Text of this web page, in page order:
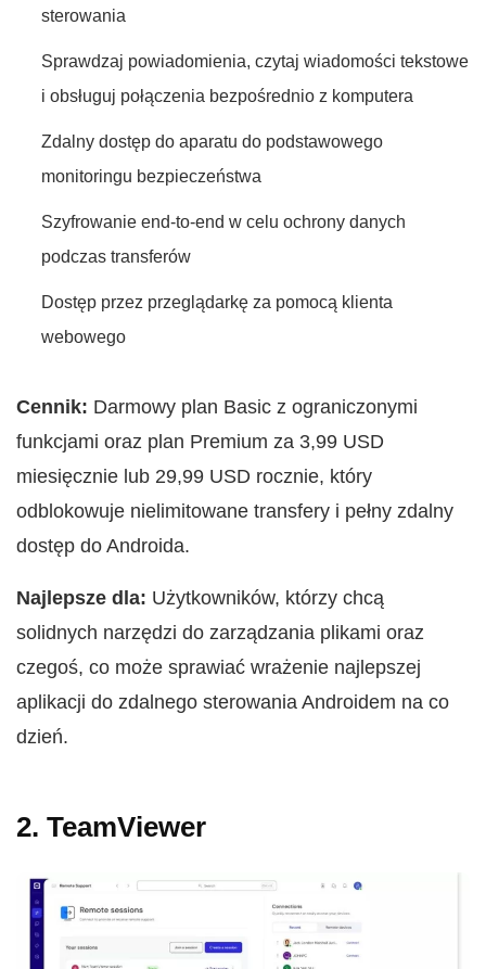
sterowania
Sprawdzaj powiadomienia, czytaj wiadomości tekstowe
i obsługuj połączenia bezpośrednio z komputera
Zdalny dostęp do aparatu do podstawowego
monitoringu bezpieczeństwa
Szyfrowanie end-to-end w celu ochrony danych
podczas transferów
Dostęp przez przeglądarkę za pomocą klienta
webowego
Cennik: Darmowy plan Basic z ograniczonymi
funkcjami oraz plan Premium za 3,99 USD
miesięcznie lub 29,99 USD rocznie, który
odblokowuje nielimitowane transfery i pełny zdalny
dostęp do Androida.
Najlepsze dla: Użytkowników, którzy chcą
solidnych narzędzi do zarządzania plikami oraz
czegoś, co może sprawiać wrażenie najlepszej
aplikacji do zdalnego sterowania Androidem na co
dzień.
2. TeamViewer